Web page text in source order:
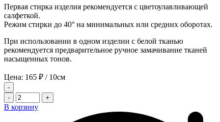
Первая стирка изделия рекомендуется с цветоулавливающей
салфеткой.
Режим стирки до 40° на минимальных или средних оборотах.
При использовании в одном изделии с белой тканью
рекомендуется предварительное ручное замачивание тканей
насыщенных тонов.
Цена: 165 ₽ / 10см
-
-
+
В корзину